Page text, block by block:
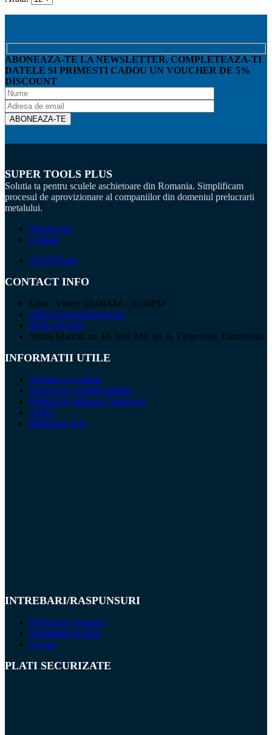
ABONEAZA-TE LA NEWSLETTER, COMPLETEAZA-TI
DATELE SI PRIMESTI CADOU UN VOUCHER DE 5%
DISCOUNT
SUPER TOOLS PLUS
Solutia ta pentru sculele aschietoare din Romania. Simplificam
procesul de aprovizionare al companiilor din domeniul prelucrarii
metalului.
Despre noi
Contact
@STPTools
CONTACT INFO
Luni - Vineri: 08:00AM - 16:30PM
office@supertoolsplus.ro
0729 150 343
Strada Madrid, nr. 10, bloc M8, ap. 6, Târgoviște, Dâmbovița
INFORMATII UTILE
Termeni și condiții
Politică de confidențialitate
Politică de utilizare Cookie-uri
ANPC
Platforma SOL
INTREBARI/RASPUNSURI
Politica de returnare
Modalitati de plata
Livrare
PLATI SECURIZATE